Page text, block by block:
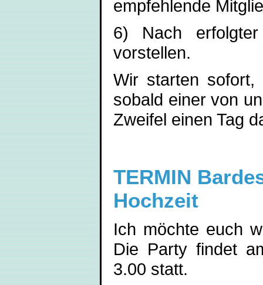
empfehlende
6) Nach
vorstellen.
Wir starten sofort,
sobald einer von
Zweifel einen Tag
TERMIN
Hochzeit
Ich möchte euch
Die Party findet
3.00 statt.